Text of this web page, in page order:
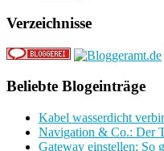
Verzeichnisse
Beliebte Blogeinträge
Kabel wasserdicht
Navigation & Co.: Der
Gateway einstellen: So